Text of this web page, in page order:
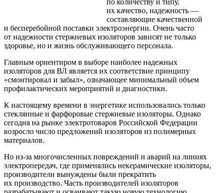
по количеству и типу,
их качество, надежность —
составляющие качественной
и бесперебойной поставки электроэнергии. Очень часто
от надежности стержневых изоляторов зависят не только
здоровье, но и жизнь обслуживающего персонала.
Главным ориентиром в выборе наиболее надежных
изоляторов для ВЛ является их соответствие принципу
«смонтировал и забыл», означающее минимальный объем
профилактических мероприятий и диагностики.
К настоящему времени в энергетике использовались только
стеклянные и фарфоровые стержневые изоляторы. Однако
сегодня на рынке электротоваров Российской Федерации
возросло число предложений изоляторов из полимерных
материалов.
Но из-за многочисленных повреждений и аварий на линиях
электропередач, где применялись некерамические изоляторы,
производители вынуждены были прекратить
их производство. Часть производителей изоляторов